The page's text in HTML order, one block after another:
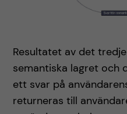
Resultatet av det
semantiska lagret och
ett svar på
returneras till